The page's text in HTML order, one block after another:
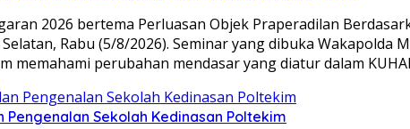
2026 bertema Perluasan Objek Praperadilan
Rabu (5/8/2026). Seminar yang dibuka
memahami perubahan mendasar yang diatur dalam
Pengenalan Sekolah Kedinasan Poltekim